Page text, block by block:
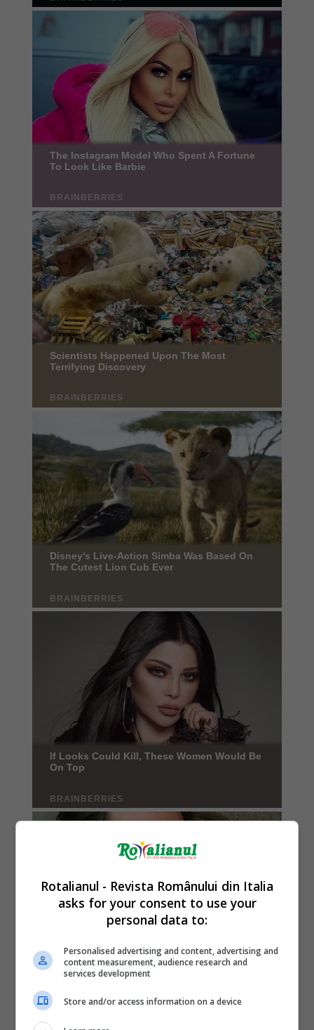
Rotalianul - Revista Românului din Italia
asks for your consent to use your
personal data to:
Personalised advertising and content, advertising and
content measurement, audience research and
services development
Store and/or access information on a device